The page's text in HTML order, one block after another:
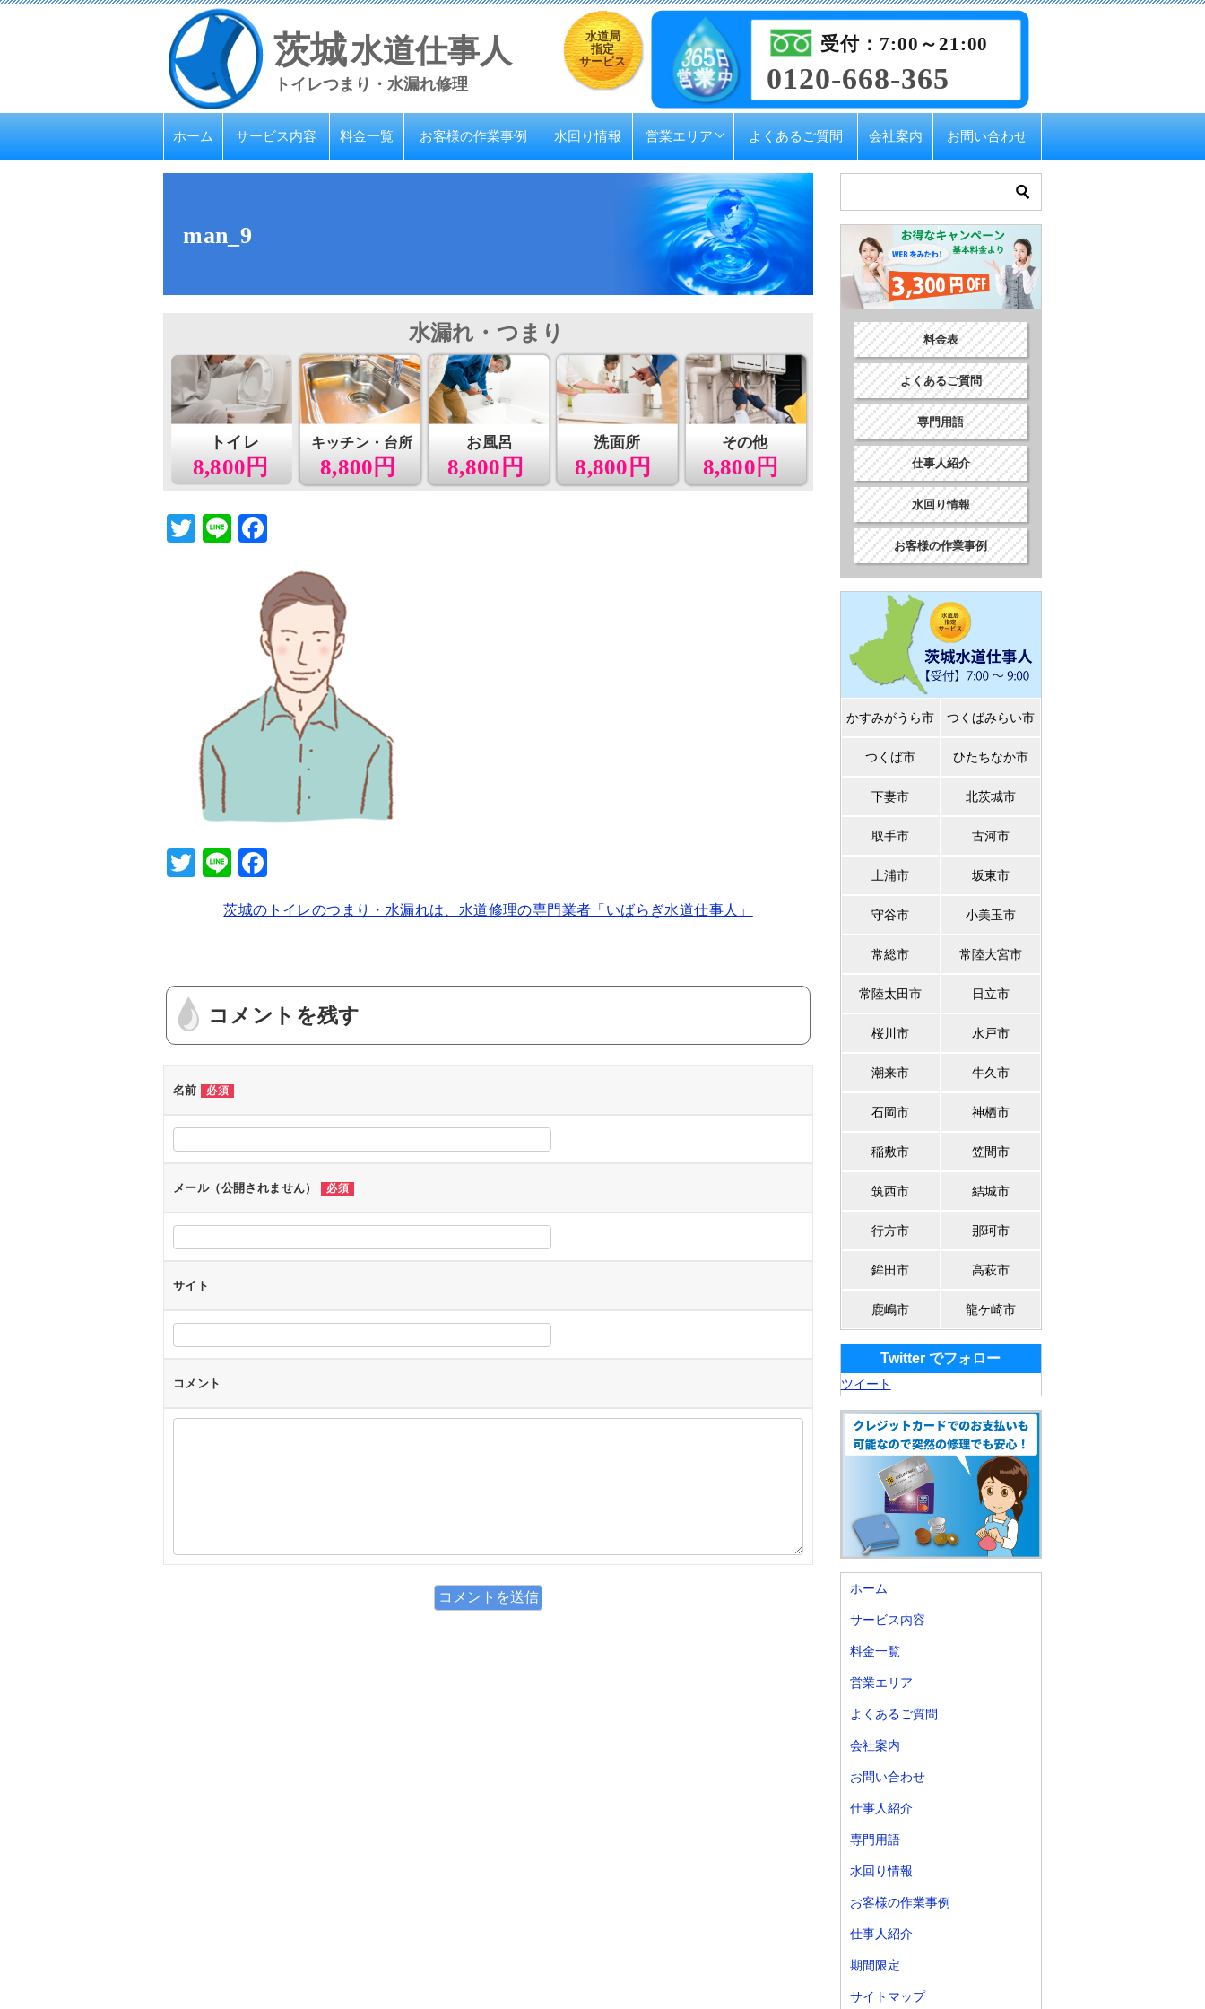
茨城水道仕事人
トイレつまり・水漏れ修理
水道局
指定
サービス 0120-668-365
受付：7:00～21:00
ホーム サービス内容 料金一覧 お客様の作業事例 水回り情報 営業エリア よくあるご質問 会社案内 お問い合わせ
man_9
8,800円
トイレ
8,800円
キッチン・台所 お風呂
8,800円
洗面所
8,800円
その他
8,800円
水漏れ・つまり
T
Li
c
e
b
o
o
k
T
Li
e c
b
o
o
茨城のトイレのつまり・水漏れは、水道修理の専門業者「いばらぎ水道仕事人」
コメントを残す
名前 必須
メール（公開されません） 必須
サイト
コメント
料金表
よくあるご質問
専門用語
仕事人紹介
水回り情報
お客様の作業事例
かすみがうら市 つくばみらい市
つくば市 ひたちなか市
下妻市 北茨城市
取手市 古河市
土浦市 坂東市
守谷市 小美玉市
常総市 常陸大宮市
常陸太田市 日立市
桜川市 水戸市
潮来市 牛久市
石岡市 神栖市
稲敷市 笠間市
筑西市 結城市
行方市 那珂市
鉾田市 高萩市
鹿嶋市 龍ケ崎市
Twitter でフォロー
ツイート
ホーム
サービス内容
料金一覧
営業エリア
よくあるご質問
会社案内
お問い合わせ
仕事人紹介
専門用語
水回り情報
お客様の作業事例
仕事人紹介
期間限定
サイトマップ